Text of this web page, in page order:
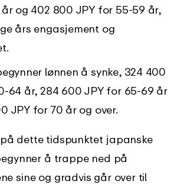
og 402 800 JPY for 55-59 år,
års engasjement og
lønnen å synke, 324 400
64 år, 284 600 JPY for 65-69 år
JPY for 70 år og over.
dette tidspunktet japanske
å trappe ned på
sine og gradvis går over til